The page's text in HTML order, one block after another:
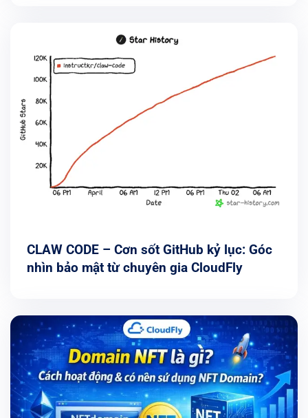
CLAW CODE – Cơn sốt GitHub kỷ lục: Góc
nhìn bảo mật từ chuyên gia CloudFly